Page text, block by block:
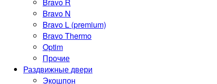
Bravo N
Bravo L (premium)
Bravo Thermo
Optim
Прочие
Раздвижные двери
Экошпон